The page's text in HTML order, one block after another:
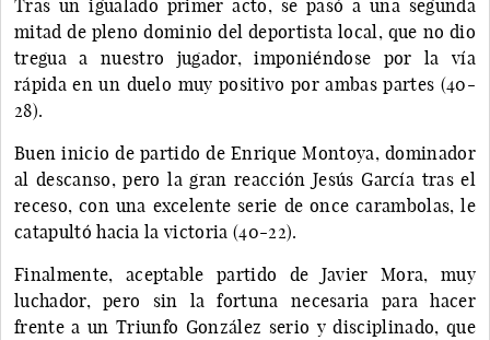
Tras un igualado primer acto, se pasó a una segunda
mitad de pleno dominio del deportista local, que no dio
tregua a nuestro jugador, imponiéndose por la vía
rápida en un duelo muy positivo por ambas partes (40-
28).
Buen inicio de partido de Enrique Montoya, dominador
al descanso, pero la gran reacción Jesús García tras el
receso, con una excelente serie de once carambolas, le
catapultó hacia la victoria (40-22).
Finalmente, aceptable partido de Javier Mora, muy
luchador, pero sin la fortuna necesaria para hacer
frente a un Triunfo González serio y disciplinado, que